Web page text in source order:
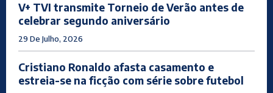
V+ TVI transmite Torneio de Verão antes de
celebrar segundo aniversário
29 De Julho, 2026
Cristiano Ronaldo afasta casamento e
estreia-se na ficção com série sobre futebol